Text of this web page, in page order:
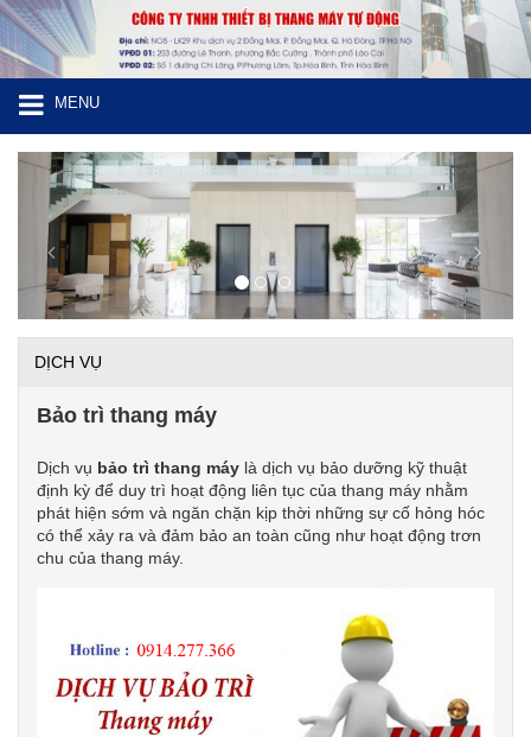
MENU
Previous Next
DỊCH VỤ
Bảo trì thang máy
Dịch vụ bảo trì thang máy là dịch vụ bảo dưỡng kỹ thuật
định kỳ để duy trì hoạt động liên tục của thang máy nhằm
phát hiện sớm và ngăn chặn kịp thời những sự cố hỏng hóc
có thể xảy ra và đảm bảo an toàn cũng như hoạt động trơn
chu của thang máy.